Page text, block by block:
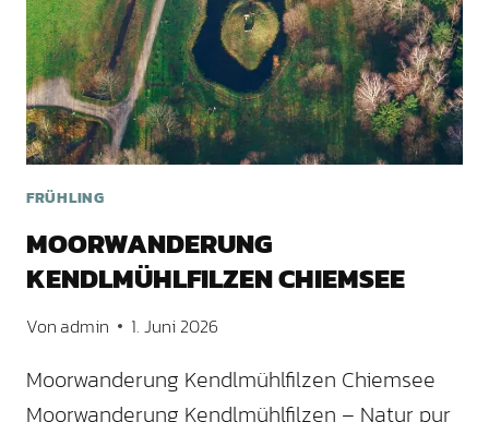
FRÜHLING
MOORWANDERUNG
KENDLMÜHLFILZEN CHIEMSEE
Von admin 1. Juni 2026
Moorwanderung Kendlmühlfilzen Chiemsee
Moorwanderung Kendlmühlfilzen – Natur pur